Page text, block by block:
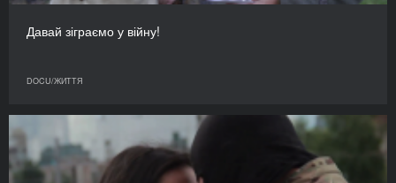
Давай зіграємо у війну!
DOCU/ЖИТТЯ